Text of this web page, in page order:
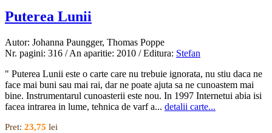
Puterea Lunii
Autor: Johanna Paungger, Thomas Poppe
Nr. pagini: 316 / An aparitie: 2010 / Editura: Stefan
" Puterea Lunii este o carte care nu trebuie ignorata, nu stiu daca ne
face mai buni sau mai rai, dar ne poate ajuta sa ne cunoastem mai
bine. Instrumentarul cunoasterii este nou. In 1997 Internetui abia isi
facea intrarea in lume, tehnica de varf a... detalii carte...
Pret: 23,75 lei